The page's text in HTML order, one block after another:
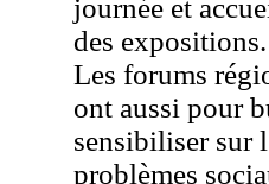
journée et
des expositions.
Les forums
ont aussi pour
sensibiliser sur
problèmes